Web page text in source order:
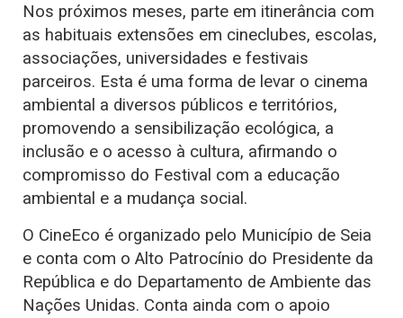
Nos próximos meses, parte em itinerância com
as habituais extensões em cineclubes, escolas,
associações, universidades e festivais
parceiros. Esta é uma forma de levar o cinema
ambiental a diversos públicos e territórios,
promovendo a sensibilização ecológica, a
inclusão e o acesso à cultura, afirmando o
compromisso do Festival com a educação
ambiental e a mudança social.
O CineEco é organizado pelo Município de Seia
e conta com o Alto Patrocínio do Presidente da
República e do Departamento de Ambiente das
Nações Unidas. Conta ainda com o apoio